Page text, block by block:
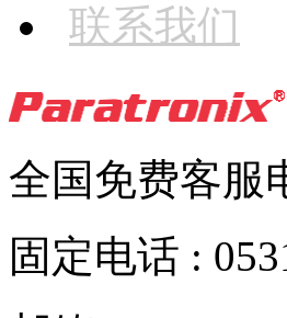
联系我们
全国免费客服
固定电话 :